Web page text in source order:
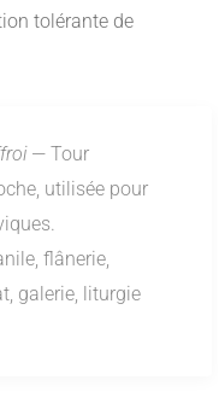
tolérante de
— Tour
utilisée pour
flânerie,
galerie, liturgie